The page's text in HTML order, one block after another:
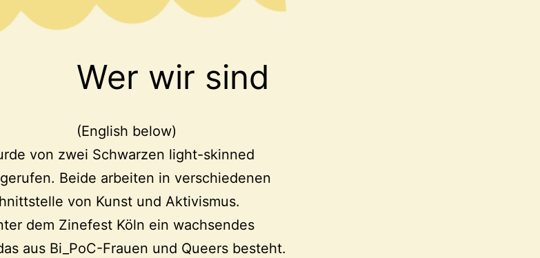
Wer wir sind
(English below)
von zwei Schwarzen light-skinned
Beide arbeiten in verschiedenen
von Kunst und Aktivismus.
dem Zinefest Köln ein wachsendes
aus Bi_PoC-Frauen und Queers besteht.